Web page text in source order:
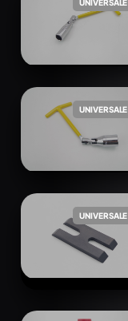
UNIVERSALE
UNIVERSALE
UNIVERSALE